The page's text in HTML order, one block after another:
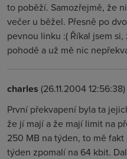
to poběží. Samozřejmě, že
večer u běžel. Přesně po
pevnou linku :( Říkal jsem
pohodě a už mě nic
charles (26.11.2004 12:56:38)
První překvapení byla ta
že jí mají a že mají limit na
250 MB na týden, to mě fakt
týden zpomalí na 64 kbit.